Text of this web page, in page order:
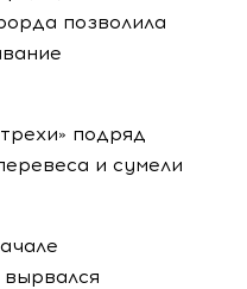
позволила
подряд
и сумели